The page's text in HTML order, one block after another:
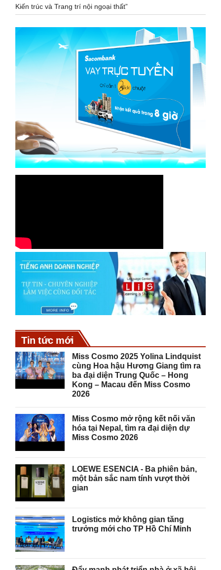
Kiến trúc và Trang trí nội ngoại thất”
Tin tức mới
Miss Cosmo 2025 Yolina Lindquist
cùng Hoa hậu Hương Giang tìm ra
ba đại diện Trung Quốc – Hong
Kong – Macau đến Miss Cosmo
2026
Miss Cosmo mở rộng kết nối văn
hóa tại Nepal, tìm ra đại diện dự
Miss Cosmo 2026
LOEWE ESENCIA - Ba phiên bản,
một bản sắc nam tính vượt thời
gian
Logistics mở không gian tăng
trưởng mới cho TP Hồ Chí Minh